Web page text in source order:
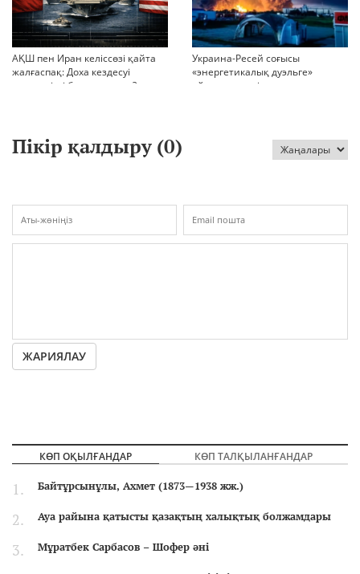
АҚШ пен Иран келіссөзі қайта
жалғаспақ: Доха кездесуі
шиеленісті бәсеңдете ме?
Украина-Ресей соғысы
«энергетикалық дуэльге»
айналып кетті
Пікір қалдыру (0)
ЖАРИЯЛАУ
КӨП ОҚЫЛҒАНДАР КӨП ТАЛҚЫЛАНҒАНДАР
Байтұрсынұлы, Ахмет (1873—1938 жж.)
Ауа райына қатысты қазақтың халықтық болжамдары
Мұратбек Сарбасов – Шофер әні